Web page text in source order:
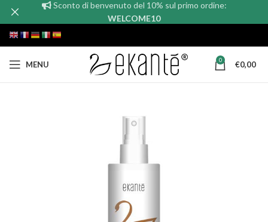
MENU 0 €0,00
Sconto di benvenuto del 10% sul primo ordine:
WELCOME10